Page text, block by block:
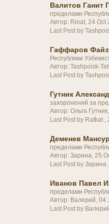
Валитов Ганит
пределами
Автор: Rinat, 24 Oct
Last Post by
Гаффаров
Республики
Автор: Tashpoisk-
Last Post by
Гутник
захоронений за
Автор: Ольга
Last Post by Rafkat ,
Деменев
пределами
Автор: Зарина, 25
Last Post by Зарина
Иванов Павел
пределами
Автор: Валерий, 04
Last Post by